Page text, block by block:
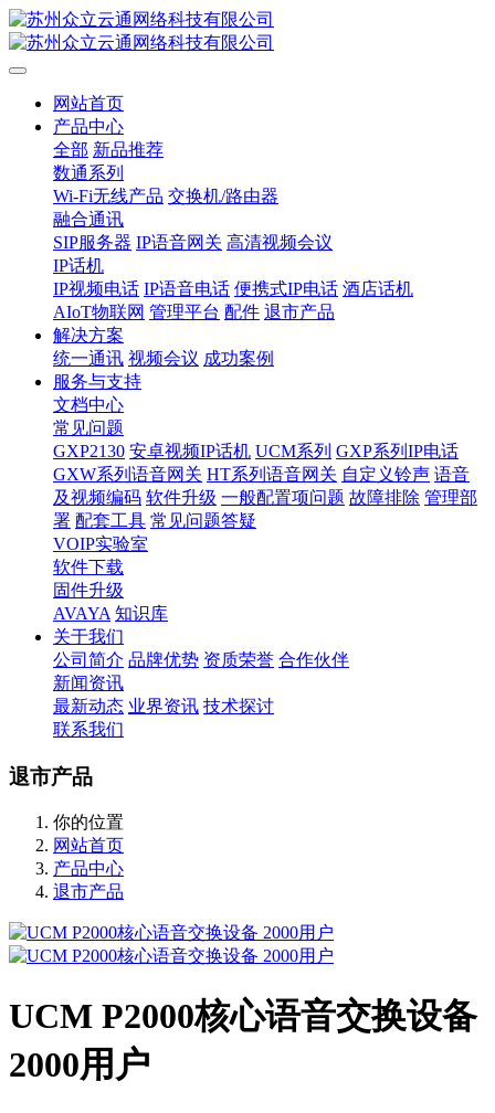
网站首页
产品中心
全部 新品推荐
数通系列
Wi-Fi无线产品 交换机/路由器
融合通讯
SIP服务器 IP语音网关 高清视频会议
IP话机
IP视频电话 IP语音电话 便携式IP电话 酒店话机
AIoT物联网 管理平台 配件 退市产品
解决方案
统一通讯 视频会议 成功案例
服务与支持
文档中心
常见问题
GXP2130 安卓视频IP话机 UCM系列 GXP系列IP电话
GXW系列语音网关 HT系列语音网关 自定义铃声 语音
及视频编码 软件升级 一般配置项问题 故障排除 管理部
署 配套工具 常见问题答疑
VOIP实验室
软件下载
固件升级
AVAYA 知识库
关于我们
公司简介 品牌优势 资质荣誉 合作伙伴
新闻资讯
最新动态 业界资讯 技术探讨
联系我们
退市产品
你的位置
网站首页
产品中心
退市产品
UCM P2000核心语音交换设备
2000用户